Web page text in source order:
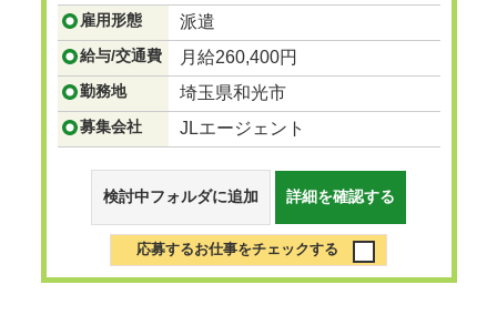
雇用形態 派遣
給与/交通費 月給260,400円
勤務地 埼玉県和光市
募集会社 JLエージェント
検討中フォルダに追加 詳細を確認する
応募するお仕事をチェックする